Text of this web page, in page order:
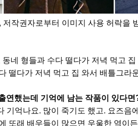
, 저작권자로부터 이미지 사용 허락을
네 형들과 수다 떨다가 저녁 먹고
떨다가 저녁 먹고 집 와서 배틀그라
연했는데 기억에 남는 작품이 있다면
기억나요. 많이 죽기도 했고. 요즈음
또래 배우들이 많으면 우울한 역이